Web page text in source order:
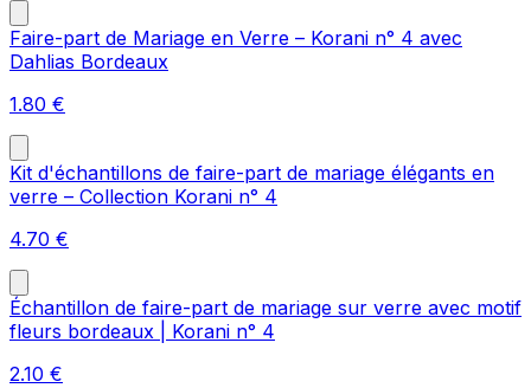
Faire-part de Mariage en Verre – Korani n° 4 avec
Dahlias Bordeaux
1.80 €
Kit d'échantillons de faire-part de mariage élégants en
verre – Collection Korani n° 4
4.70 €
Échantillon de faire-part de mariage sur verre avec motif
fleurs bordeaux | Korani n° 4
2.10 €